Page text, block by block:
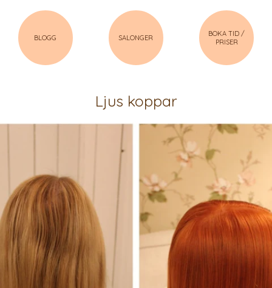
BLOGG SALONGER
BOKA TID /
PRISER
Ljus koppar